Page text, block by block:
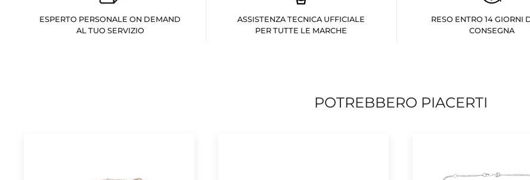
ESPERTO PERSONALE ON DEMAND
AL TUO SERVIZIO
ASSISTENZA TECNICA UFFICIALE
PER TUTTE LE MARCHE
RESO ENTRO 14 GIORNI
CONSEGNA
POTREBBERO PIACERTI